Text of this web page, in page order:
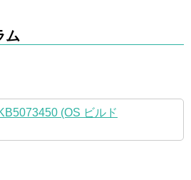
ム
(OS ビルド